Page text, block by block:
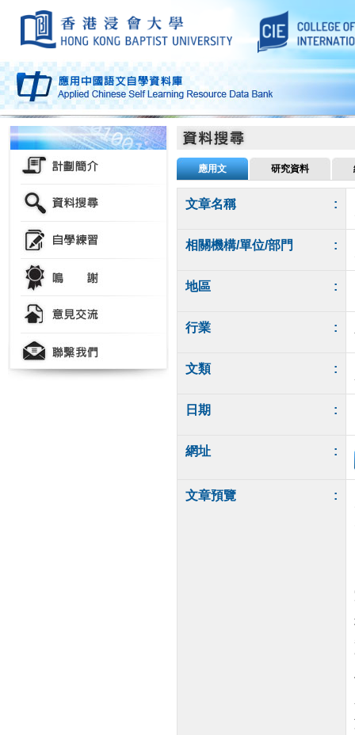
應用文 研究資料
文章名稱 :
相關機構/單位/部門 :
地區 :
行業 :
文類 :
日期 :
網址 :
文章預覽 :